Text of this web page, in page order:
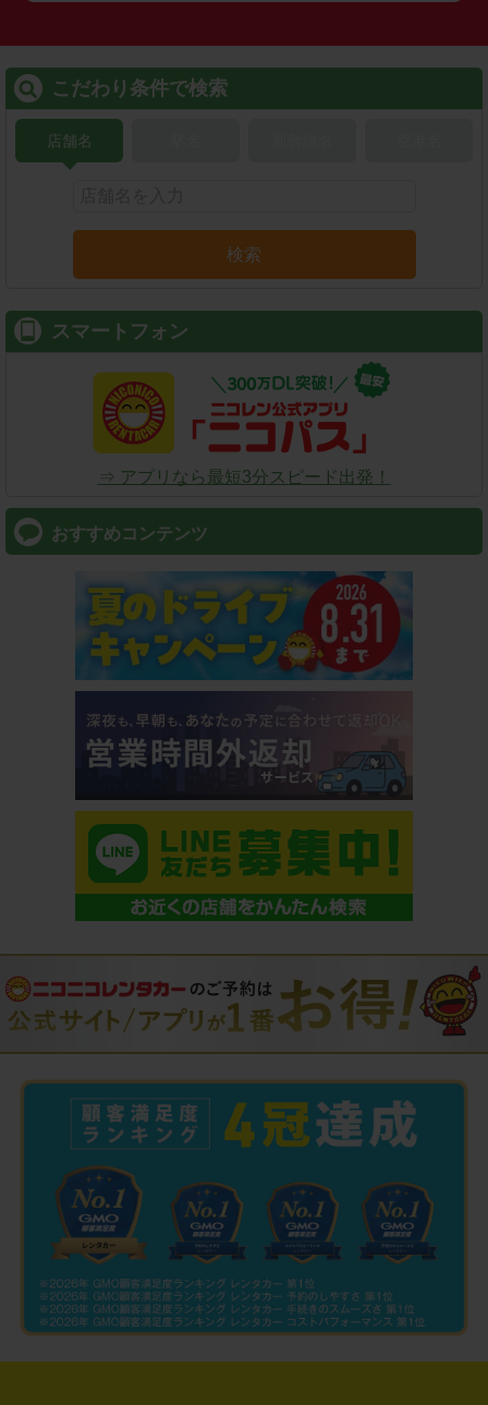
こだわり条件で検索
店舗名
検索
スマートフォン
⇒ アプリなら最短3分スピード出発！
おすすめコンテンツ